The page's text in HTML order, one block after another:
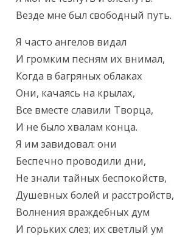
Везде мне был свободный путь.
Я часто ангелов видал
И громким песням их внимал,
Когда в багряных облаках
Они, качаясь на крылах,
Все вместе славили Творца,
И не было хвалам конца.
Я им завидовал: они
Беспечно проводили дни,
Не знали тайных беспокойств,
Душевных болей и расстройств,
Волнения враждебных дум
И горьких слез; их светлый ум